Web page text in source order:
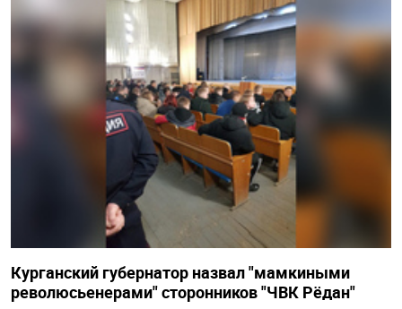
Курганский губернатор назвал "мамкиными
революсьенерами" сторонников "ЧВК Рёдан"